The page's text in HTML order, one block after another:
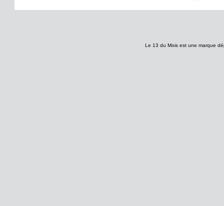
Le 13 du Mois est une marque